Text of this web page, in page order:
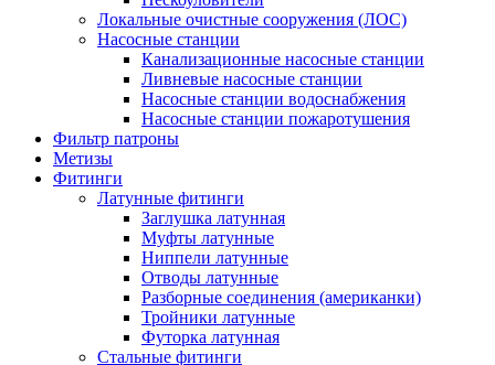
Локальные очистные сооружения (ЛОС)
Насосные станции
Канализационные насосные станции
Ливневые насосные станции
Насосные станции водоснабжения
Насосные станции пожаротушения
Фильтр патроны
Метизы
Фитинги
Латунные фитинги
Заглушка латунная
Муфты латунные
Ниппели латунные
Отводы латунные
Разборные соединения (американки)
Тройники латунные
Футорка латунная
Стальные фитинги